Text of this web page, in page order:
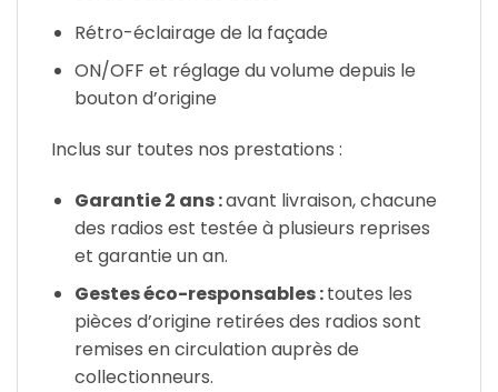
Rétro-éclairage de la façade
ON/OFF et réglage du volume depuis le
bouton d’origine
Inclus sur toutes nos prestations :
Garantie 2 ans :avant livraison, chacune
des radios est testée à plusieurs reprises
et garantie un an.
Gestes éco-responsables :toutes les
pièces d’origine retirées des radios sont
remises en circulation auprès de
collectionneurs.